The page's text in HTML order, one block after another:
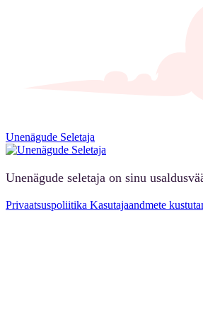
Unenägude Seletaja
Unenägude seletaja on sinu
Privaatsuspoliitika Kasutajaandmete